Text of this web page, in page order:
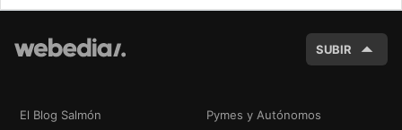
SUBIR
El Blog Salmón Pymes y Autónomos